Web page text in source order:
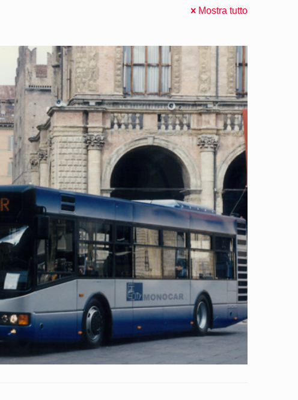
Mostra tutto